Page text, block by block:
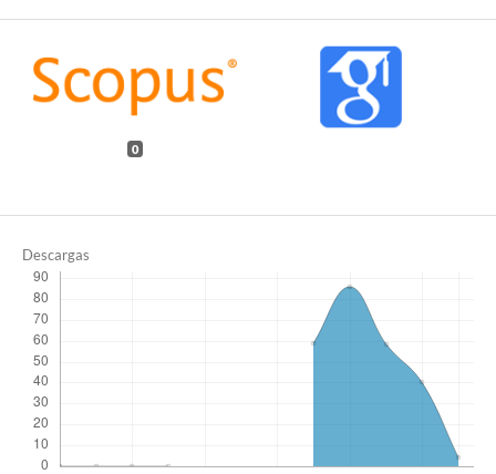
0
Descargas